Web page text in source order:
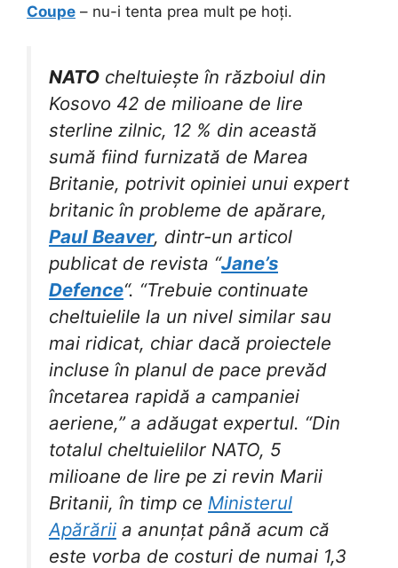
Coupe – nu-i tenta prea mult pe hoți.
NATO cheltuiește în războiul din
Kosovo 42 de milioane de lire
sterline zilnic, 12 % din această
sumă fiind furnizată de Marea
Britanie, potrivit opiniei unui expert
britanic în probleme de apărare,
Paul Beaver, dintr-un articol
publicat de revista “Jane’s
Defence“. “Trebuie continuate
cheltuielile la un nivel similar sau
mai ridicat, chiar dacă proiectele
incluse în planul de pace prevăd
încetarea rapidă a campaniei
aeriene,” a adăugat expertul. “Din
totalul cheltuielilor NATO, 5
milioane de lire pe zi revin Marii
Britanii, în timp ce Ministerul
Apărării a anunțat până acum că
este vorba de costuri de numai 1,3